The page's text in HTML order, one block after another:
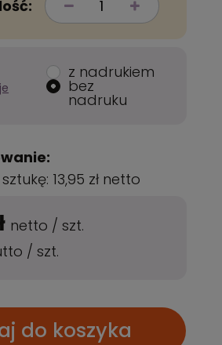
z nadrukiem
bez
nadruku
13,95 zł netto
netto /szt.
/szt.
do koszyka